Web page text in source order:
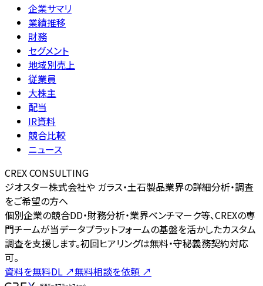
企業サマリ
業績推移
財務
セグメント
地域別売上
従業員
大株主
配当
IR資料
競合比較
ニュース
CREX CONSULTING
ジオスター株式会社や ガラス・土石製品業界の詳細分析・調査
をご希望の方へ
個別企業の競合DD・財務分析・業界ベンチマーク等、CREXの専
門チームが当データプラットフォームの基盤を活かしたカスタム
調査を支援します。初回ヒアリングは無料・守秘義務契約対応
可。
資料を無料DL ↗無料相談を依頼 ↗